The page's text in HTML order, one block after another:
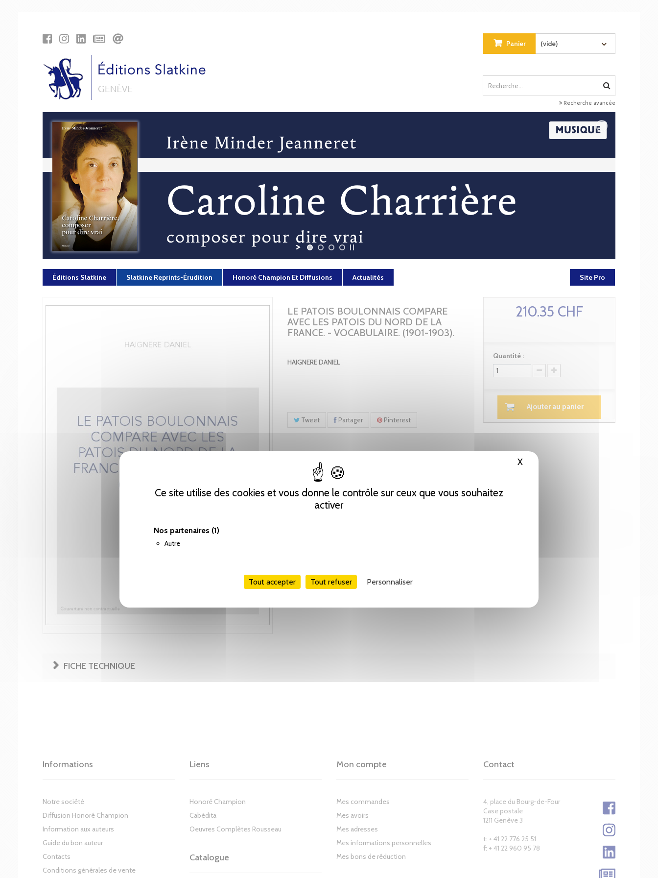
Ce site utilise des cookies et vous donne le contrôle sur ceux que vous souhaitez
activer
Nos partenaires (1)
Autre
Tout accepter Tout refuser Personnaliser
X Masquer le bandeau des cookies
Panier (vide)
Recherche avancée
Éditions Slatkine Slatkine Reprints-Érudition Honoré Champion Et Diffusions Actualités Site Pro
LE PATOIS BOULONNAIS COMPARE
AVEC LES PATOIS DU NORD DE LA
FRANCE. - VOCABULAIRE. (1901-1903).
HAIGNERE DANIEL
Tweet Partager Pinterest
210.35 CHF
Quantité :
Ajouter au panier
FICHE TECHNIQUE
Informations
Notre société
Diffusion Honoré Champion
Information aux auteurs
Guide du bon auteur
Contacts
Conditions générales de vente
Liens
Honoré Champion
Cabédita
Oeuvres Complètes Rousseau
Catalogue
Mon compte
Mes commandes
Mes avoirs
Mes adresses
Mes informations personnelles
Mes bons de réduction
Contact
4, place du Bourg-de-Four
Case postale
1211 Genève 3
t: + 41 22 776 25 51
f: + 41 22 960 95 78